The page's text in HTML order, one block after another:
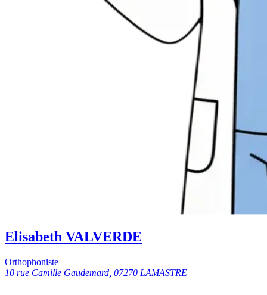
Elisabeth VALVERDE
Orthophoniste
10 rue Camille Gaudemard, 07270 LAMASTRE